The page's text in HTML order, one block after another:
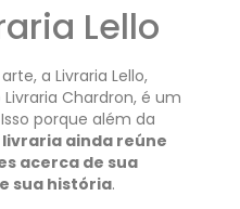
Lello
a Livraria Lello,
Chardron, é um
porque além da
livraria ainda reúne
acerca de sua
sua história.